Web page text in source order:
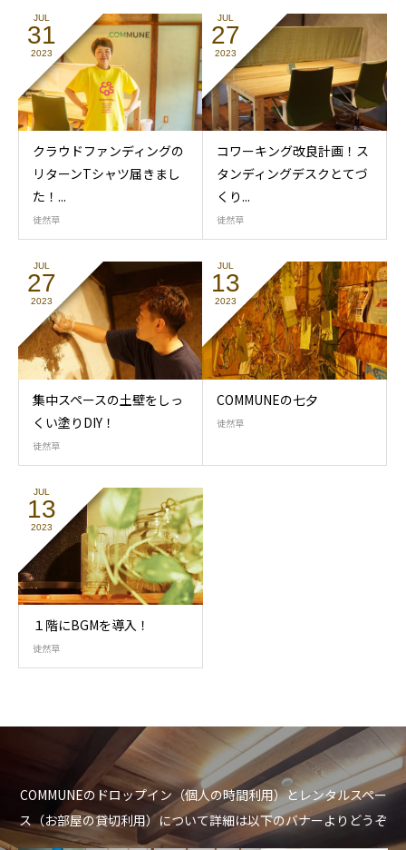
JUL
31
2023
クラウドファンディングの
リターンTシャツ届きまし
た！...
徒然草
JUL
27
2023
コワーキング改良計画！ス
タンディングデスクとてづ
くり...
徒然草
JUL
27
2023
集中スペースの土壁をしっ
くい塗りDIY！
徒然草
JUL
13
2023
COMMUNEの七夕
徒然草
JUL
13
2023
１階にBGMを導入！
徒然草
COMMUNEのドロップイン（個人の時間利用）とレンタルスペー
ス（お部屋の貸切利用）について詳細は以下のバナーよりどうぞ